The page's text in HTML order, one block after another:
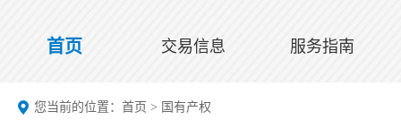
首页 交易信息 服务指南
您当前的位置： 首页 > 国有产权